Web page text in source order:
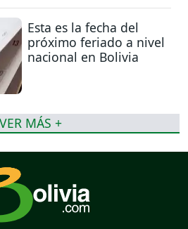
Esta es la fecha del
próximo feriado a nivel
nacional en Bolivia
VER MÁS +